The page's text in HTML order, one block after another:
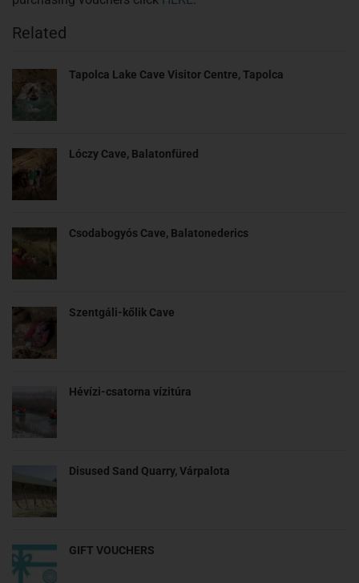
Related
Tapolca Lake Cave Visitor Centre, Tapolca
Lóczy Cave, Balatonfüred
Csodabogyós Cave, Balatonederics
Szentgáli-kőlik Cave
Hévízi-csatorna vízitúra
Disused Sand Quarry, Várpalota
GIFT VOUCHERS